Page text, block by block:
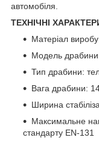
автомобіля.
ТЕХНІЧНІ
Матеріал
Модель
Тип драбини:
Вага драбини:
Ширина
Максимальне
стандарту EN-131